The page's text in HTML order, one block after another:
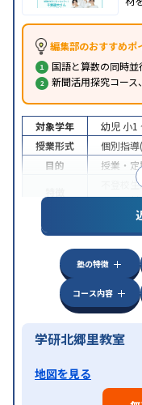
編集部のおすすめポ
国語と算数の同時
新聞活用探究コース
対象学年 幼児 小1
授業形式
個別指
目的
授業・
不登校
ライン対
塾の特徴
コース内容
学研北郷里教室
地図を見る